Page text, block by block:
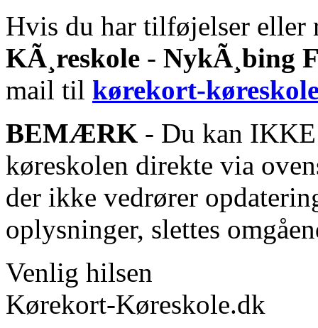
Hvis du har tilføjelser eller
KÃ¸reskole - NykÃ¸bing
mail til kørekort-
BEMÆRK - Du kan IKKE
køreskolen direkte via
der ikke vedrører
oplysninger, slettes
Venlig hilsen
Kørekort-Køreskole.dk